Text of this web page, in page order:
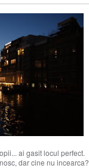
ai gasit locul perfect.
dar cine nu incearca?